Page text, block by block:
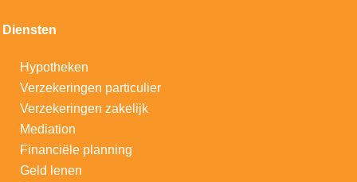
Diensten
Hypotheken
Verzekeringen particulier
Verzekeringen zakelijk
Mediation
Financiële planning
Geld lenen